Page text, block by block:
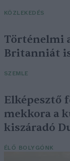
KÖZLEKEDÉS
Történelmi
Britanniát
SZEMLE
Elképesztő
mekkora a
kiszáradó
ÉLŐ BOLYGÓNK